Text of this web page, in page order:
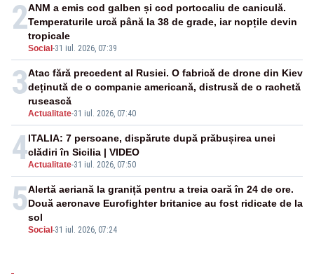
2
Social -31 iul. 2026, 07:39
ANM a emis cod galben și cod portocaliu de caniculă.
Temperaturile urcă până la 38 de grade, iar nopțile devin
tropicale
3
Actualitate-31 iul. 2026, 07:40
Atac fără precedent al Rusiei. O fabrică de drone din Kiev
deținută de o companie americană, distrusă de o rachetă
rusească
4Actualitate-31 iul. 2026, 07:50
ITALIA: 7 persoane, dispărute după prăbușirea unei
clădiri în Sicilia | VIDEO
5
Social -31 iul. 2026, 07:24
Alertă aeriană la graniță pentru a treia oară în 24 de ore.
Două aeronave Eurofighter britanice au fost ridicate de la
sol